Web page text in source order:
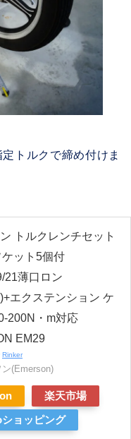
トルクで締め付けま
トルクレンチセット
ット5個付
21薄口ロン
エクステンション ケ
200N・m対応
EM29
Rinker
ン(Emerson)
楽天市場
ョッピング